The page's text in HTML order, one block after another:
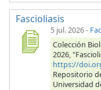
Fascioliasis
5 jul. 2026-
Colección
2026,
https://
Repositorio
Universidad